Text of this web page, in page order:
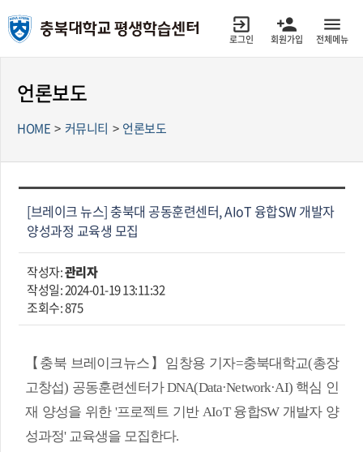
로그인 회원가입 전체메뉴
언론보도
HOME > 커뮤니티 > 언론보도
[브레이크 뉴스] 충북대 공동훈련센터, AIoT 융합SW 개발자
양성과정 교육생 모집
작성자:관리자
작성일: 2024-01-19 13:11:32
조회수: 875
【충북 브레이크뉴스】임창용 기자=충북대학교(총장
고창섭) 공동훈련센터가 DNA(Data·Network·AI) 핵심 인
재 양성을 위한 '프로젝트 기반 AIoT 융합SW 개발자 양
성과정' 교육생을 모집한다.